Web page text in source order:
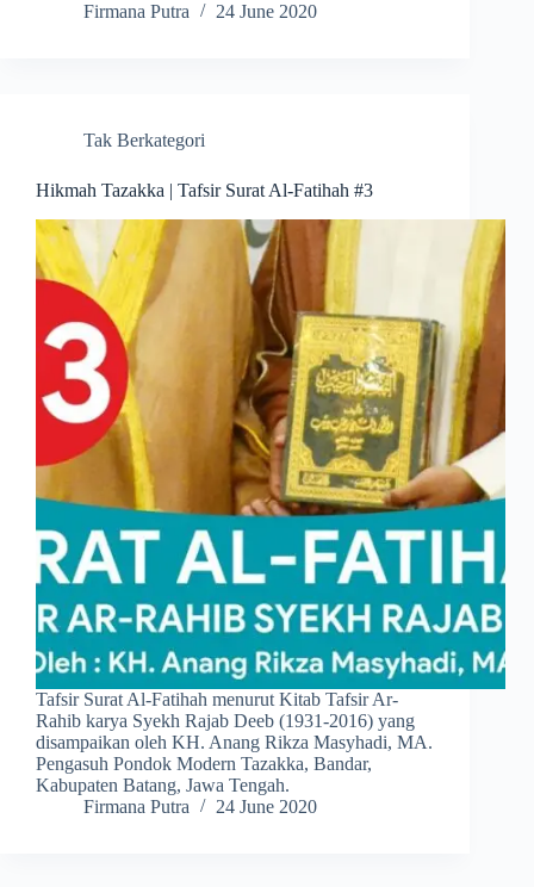
Firmana Putra
24 June 2020
Tak Berkategori
Hikmah Tazakka | Tafsir Surat Al-Fatihah #3
Tafsir Surat Al-Fatihah menurut Kitab Tafsir Ar-
Rahib karya Syekh Rajab Deeb (1931-2016) yang
disampaikan oleh KH. Anang Rikza Masyhadi, MA.
Pengasuh Pondok Modern Tazakka, Bandar,
Kabupaten Batang, Jawa Tengah.
Firmana Putra
24 June 2020